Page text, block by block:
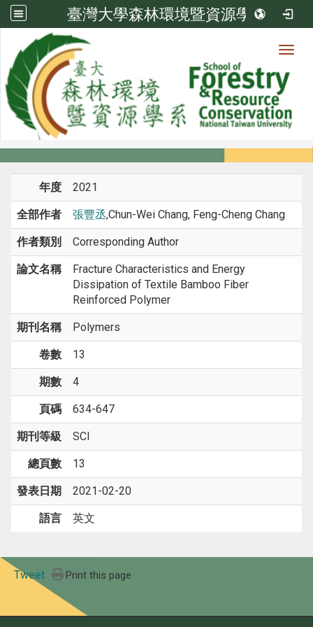
臺灣大學森林環境暨資源學系
系所成員
系所成員
年度 2021
全部作者 張豐丞,Chun-Wei Chang, Feng-Cheng Chang
作者類別 Corresponding Author
論文名稱
Fracture Characteristics and Energy
Dissipation of Textile Bamboo Fiber
Reinforced Polymer
期刊名稱 Polymers
卷數 13
期數 4
頁碼 634-647
期刊等級 SCI
總頁數 13
發表日期 2021-02-20
語言 英文
Tweet Print this page